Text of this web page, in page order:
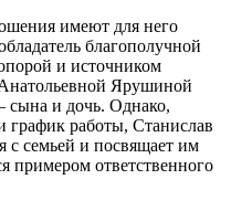
имеют для него
благополучной
и источником
Ярушиной
сына и дочь. Однако,
график работы, Станислав
с семьей и посвящает им
примером ответственного